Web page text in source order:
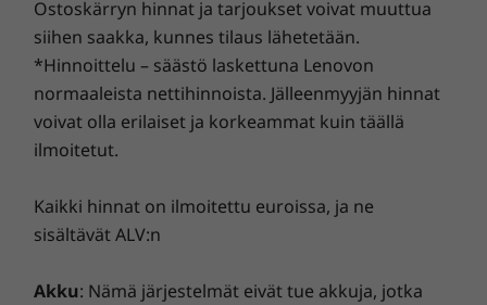
hybriditallennustila ja
Paino
Alkaen 4,25 kg
Kestävyys
Materiaali
Kotelo sisältää 85 % kulutustuotteista peräisin olevasta
materiaalista (PCC) kierrätettyä ABS-muovia
Etuosan peitelevy sisältää 35 % kulutustuotteista
11-2 x USB-A (USB 5 Gbps)
luotettavammasta Internet-yhteydestä. Suojaa IT-
investointisi hyödyntämällä tehostettua
tietoturvaamme mainos- ja haittaohjelmia sekä muita
uhkia vastaan. Vapauta tietokoneen käyttökokemuksesi
koko potentiaali!
Ostoskärryn hinnat ja tarjoukset voivat muuttua
siihen saakka, kunnes tilaus lähetetään.
*Hinnoittelu – säästö laskettuna Lenovon
normaaleista nettihinnoista. Jälleenmyyjän hinnat
voivat olla erilaiset ja korkeammat kuin täällä
ilmoitetut.
Kaikki hinnat on ilmoitettu euroissa, ja ne
sisältävät ALV:n
Akku: Nämä järjestelmät eivät tue akkuja, jotka